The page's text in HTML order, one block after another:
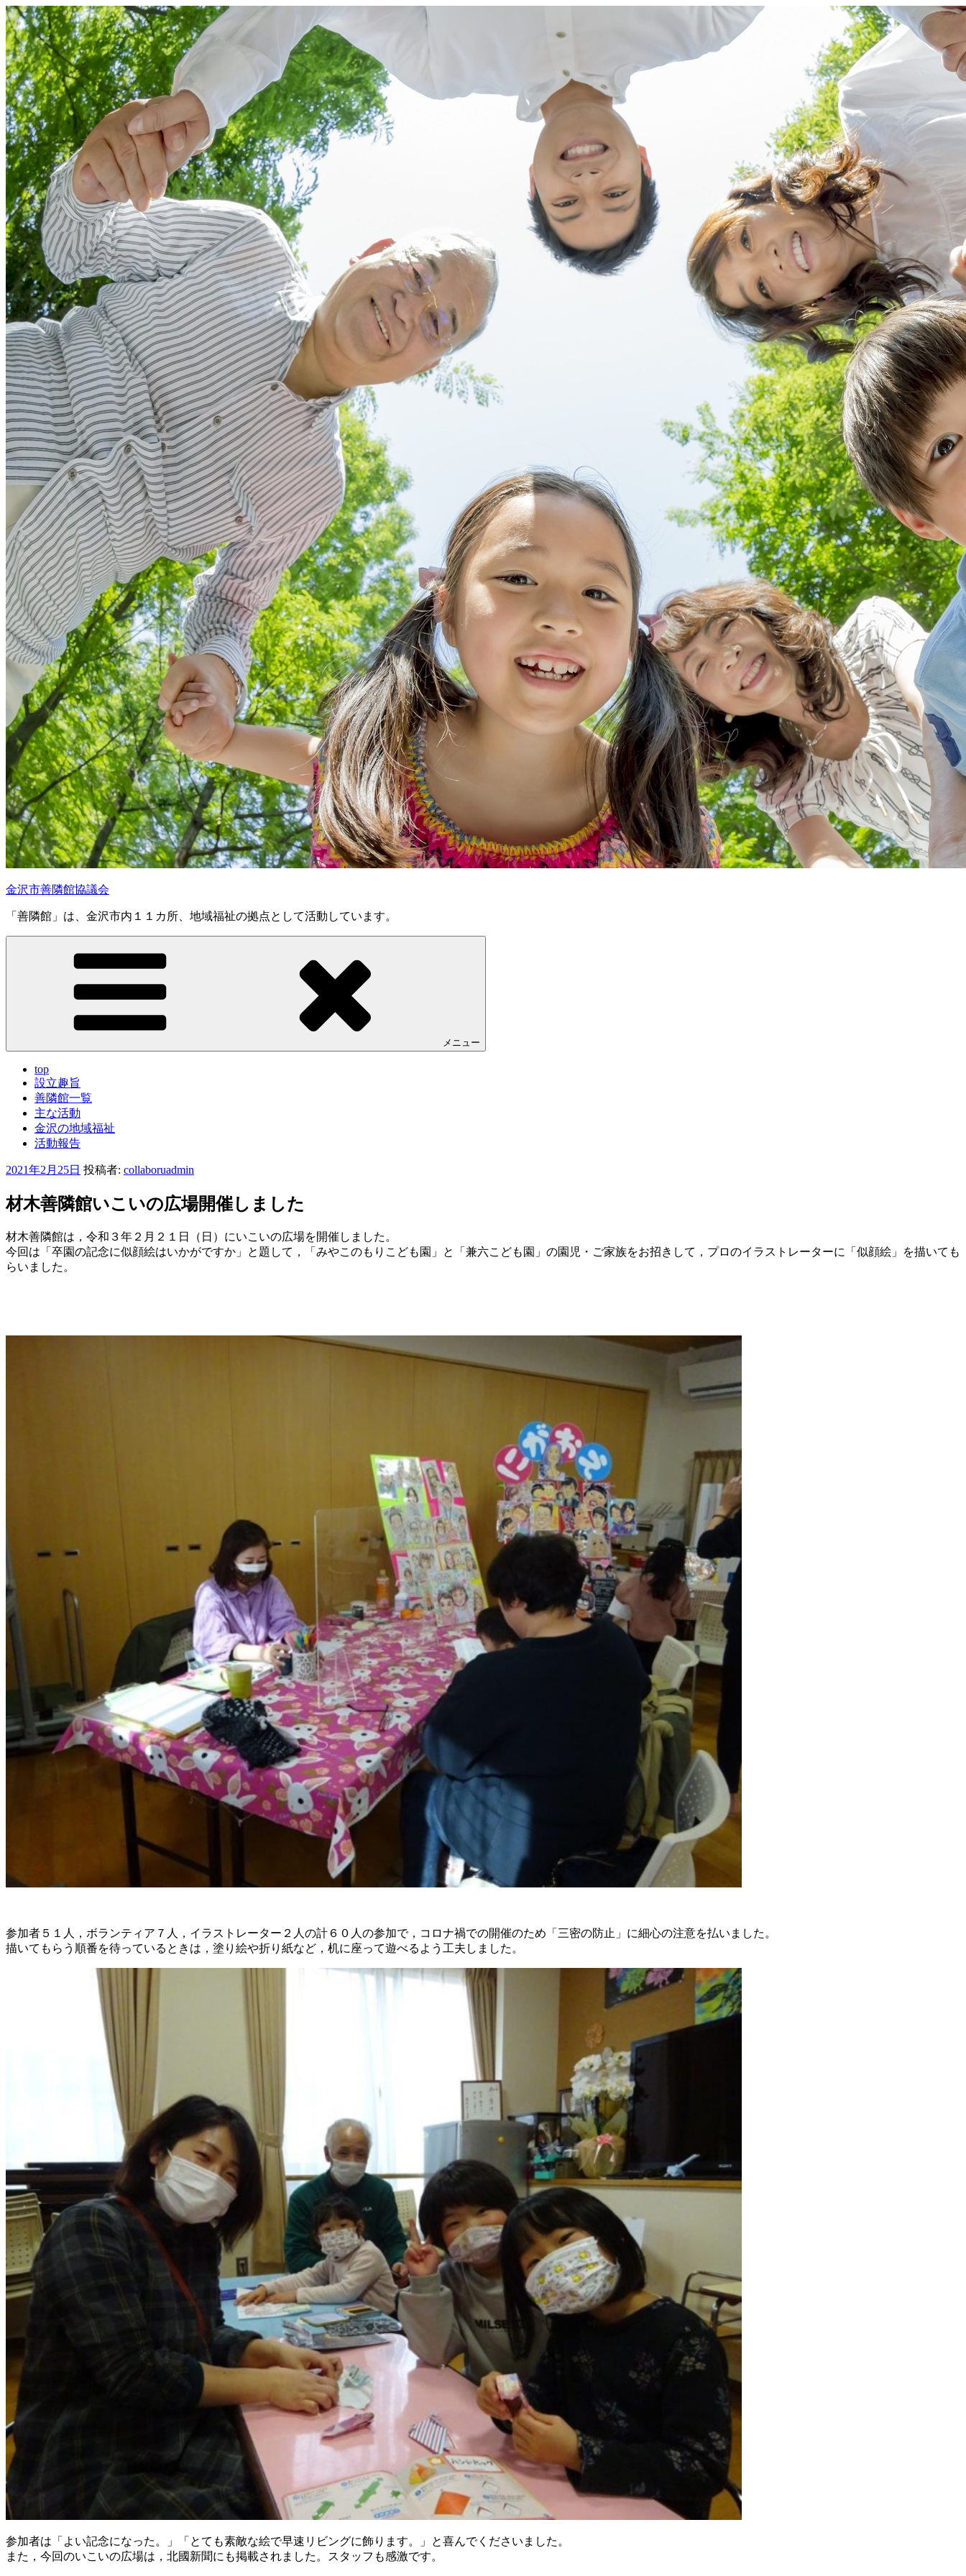
コ
ン
テ
ン
ツ
へ
ス
キ
ッ
プ
金沢市善隣館協議会
「善隣館」は、金沢市内１１カ所、地域福祉の拠点として活動しています。
メニュー
top
設立趣旨
善隣館一覧
主な活動
金沢の地域福祉
活動報告
投
日:
2021年2月25日 投稿者: collaboruadmin
材木善隣館いこいの広場開催しました
材木善隣館は，令和３年２月２１日（日）にいこいの広場を開催しました。
今回は「卒園の記念に似顔絵はいかがですか」と題して，「みやこのもりこども園」と「兼六こども園」の園児・ご家族をお招きして，プロのイラストレーターに「似顔絵」を描いても
らいました。
参加者５１人，ボランティア７人，イラストレーター２人の計６０人の参加で，コロナ禍での開催のため「三密の防止」に細心の注意を払いました。
描いてもらう順番を待っているときは，塗り絵や折り紙など，机に座って遊べるよう工夫しました。
参加者は「よい記念になった。」「とても素敵な絵で早速リビングに飾ります。」と喜んでくださいました。
また，今回のいこいの広場は，北國新聞にも掲載されました。スタッフも感激です。